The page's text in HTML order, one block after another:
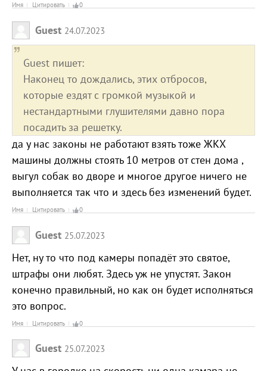
Имя Цитировать 0
Guest 24.07.2023
Guest пишет:
Наконец то дождались, этих отбросов,
которые ездят с громкой музыкой и
нестандартными глушителями давно пора
посадить за решетку.
да у нас законы не работают взять тоже ЖКХ
машины должны стоять 10 метров от стен дома ,
выгул собак во дворе и многое другое ничего не
выполняется так что и здесь без изменений будет.
Имя Цитировать 0
Guest 25.07.2023
Нет, ну то что под камеры попадёт это святое,
штрафы они любят. Здесь уж не упустят. Закон
конечно правильный, но как он будет исполняться
это вопрос.
Имя Цитировать 0
Guest 25.07.2023